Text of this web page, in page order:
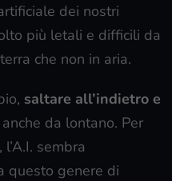
dei nostri
più letali e difficili da
che non in aria.
saltare all’indietro e
anche da lontano. Per
sembra
questo genere di